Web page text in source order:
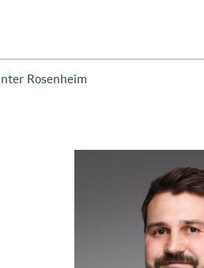
Rosenheim